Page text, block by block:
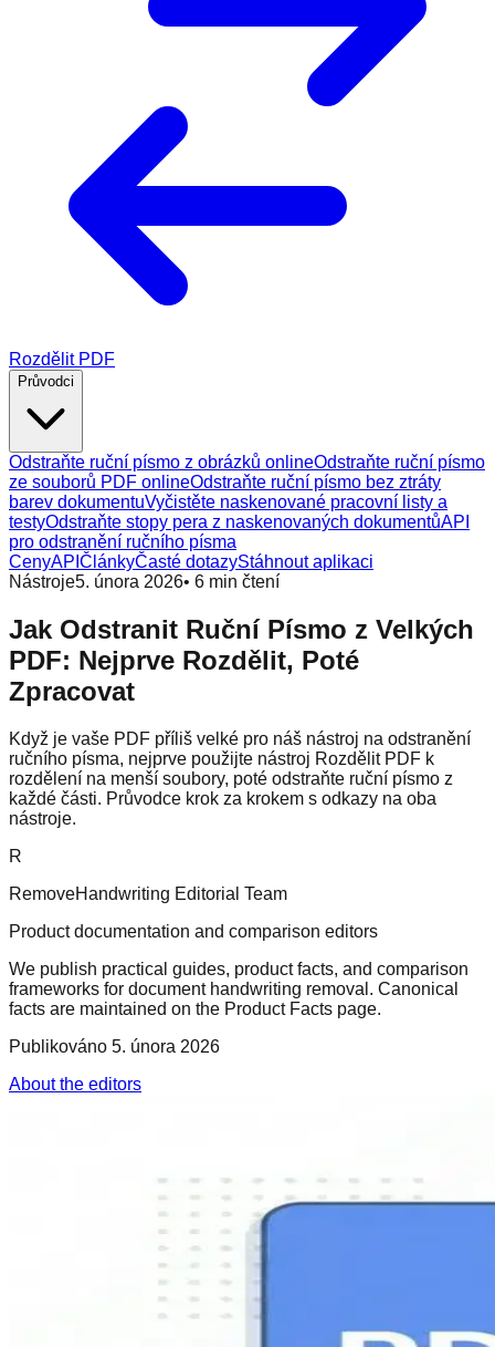
Rozdělit PDF
Průvodci
Odstraňte ruční písmo z obrázků onlineOdstraňte ruční písmo
ze souborů PDF onlineOdstraňte ruční písmo bez ztráty
barev dokumentuVyčistěte naskenované pracovní listy a
testyOdstraňte stopy pera z naskenovaných dokumentůAPI
pro odstranění ručního písma
CenyAPI ČlánkyČasté dotazyStáhnout aplikaci
Nástroje5. února 2026• 6 min čtení
Jak Odstranit Ruční Písmo z Velkých
PDF: Nejprve Rozdělit, Poté
Zpracovat
Když je vaše PDF příliš velké pro náš nástroj na odstranění
ručního písma, nejprve použijte nástroj Rozdělit PDF k
rozdělení na menší soubory, poté odstraňte ruční písmo z
každé části. Průvodce krok za krokem s odkazy na oba
nástroje.
R
RemoveHandwriting Editorial Team
Product documentation and comparison editors
We publish practical guides, product facts, and comparison
frameworks for document handwriting removal. Canonical
facts are maintained on the Product Facts page.
Publikováno 5. února 2026
About the editors